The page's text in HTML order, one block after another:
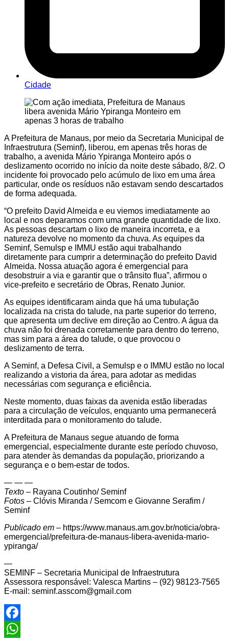
Cidade
A Prefeitura de Manaus, por meio da Secretaria Municipal de
Infraestrutura (Seminf), liberou, em apenas três horas de
trabalho, a avenida Mário Ypiranga Monteiro após o
deslizamento ocorrido no início da noite deste sábado, 8/2. O
incidente foi provocado pelo acúmulo de lixo em uma área
particular, onde os resíduos não estavam sendo descartados
de forma adequada.
“O prefeito David Almeida e eu viemos imediatamente ao
local e nos deparamos com uma grande quantidade de lixo.
As pessoas descartam o lixo de maneira incorreta, e a
natureza devolve no momento da chuva. As equipes da
Seminf, Semulsp e IMMU estão aqui trabalhando
diretamente para cumprir a determinação do prefeito David
Almeida. Nossa atuação agora é emergencial para
desobstruir a via e garantir que o trânsito flua”, afirmou o
vice-prefeito e secretário de Obras, Renato Junior.
As equipes identificaram ainda que há uma tubulação
localizada na crista do talude, na parte superior do terreno,
que apresenta um declive em direção ao Centro. A água da
chuva não foi drenada corretamente para dentro do terreno,
mas sim para a área do talude, o que provocou o
deslizamento de terra.
A Seminf, a Defesa Civil, a Semulsp e o IMMU estão no local
realizando a vistoria da área, para adotar as medidas
necessárias com segurança e eficiência.
Neste momento, duas faixas da avenida estão liberadas
para a circulação de veículos, enquanto uma permanecerá
interditada para o monitoramento do talude.
A Prefeitura de Manaus segue atuando de forma
emergencial, especialmente durante este período chuvoso,
para atender às demandas da população, priorizando a
segurança e o bem-estar de todos.
— — —
Texto – Rayana Coutinho/ Seminf
Fotos – Clóvis Miranda / Semcom e Giovanne Serafim /
Seminf
Publicado em – https://www.manaus.am.gov.br/noticia/obra-
emergencial/prefeitura-de-manaus-libera-avenida-mario-
ypiranga/
—
SEMINF – Secretaria Municipal de Infraestrutura
Assessora responsável: Valesca Martins – (92) 9​8123-7565
E-mail: seminf.asscom@gmail.com
Facebook